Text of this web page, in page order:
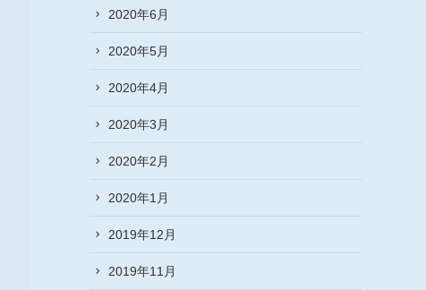
2020年6月
2020年5月
2020年4月
2020年3月
2020年2月
2020年1月
2019年12月
2019年11月